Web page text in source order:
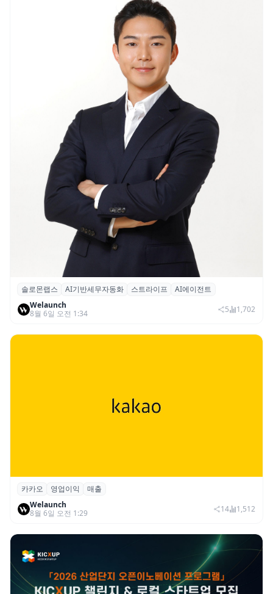
솔로몬랩스, 스트라이프 출신 이창헌 영입…
절세 전략 AI 에이전트 개발 본격화
솔로몬랩스 AI기반세무자동화 스트라이프
AI에이전트
Welaunch
8월 6일 오전 1:34
5 1,702
카카오, 2026년 2분기 매출 2조985억·영업
이익 2770억…역대 분기 최대
카카오 영업이익
매출
Welaunch
8월 6일 오전 1:29
14 1,512